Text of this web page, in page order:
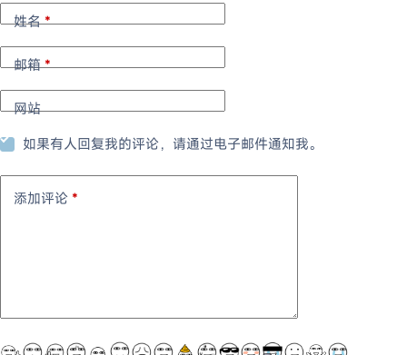
姓名*
邮箱*
网站
如果有人回复我的评论，请通过电子邮件通知我。
添加评论 *